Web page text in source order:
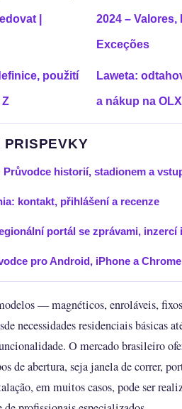
| 2024 – Valores,
Exceções
použití
Z
Laweta:
a nákup na
PRISPEVKY
Průvodce historií, stadionem a
kontakt, přihlášení a recenze
portál se zprávami, inzercí
pro Android, iPhone a Chrome
— magnéticos, enroláveis,
necessidades residenciais básicas
O mercado brasileiro
de abertura, seja janela de correr,
em muitos casos, pode ser